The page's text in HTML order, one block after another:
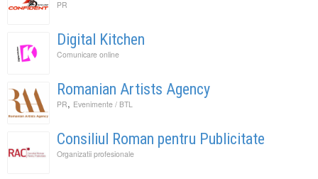
PR
Digital Kitchen
Comunicare online
Romanian Artists Agency
PR, Evenimente / BTL
Consiliul Roman pentru Publicitate
Organizatii profesionale